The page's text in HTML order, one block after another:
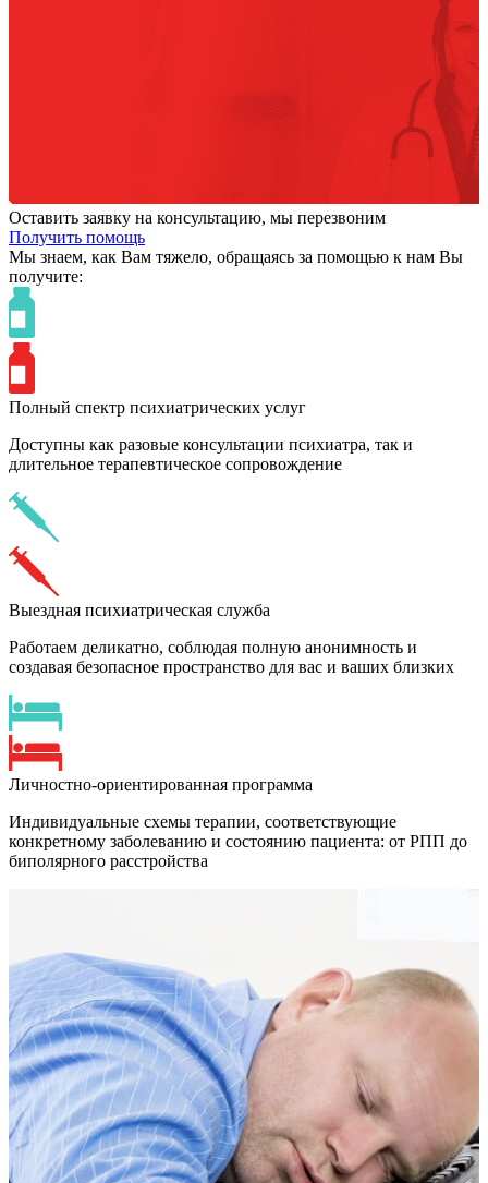
Оставить заявку на консультацию, мы перезвоним
Получить помощь
Мы знаем, как Вам тяжело, обращаясь за помощью к нам Вы
получите:
Полный спектр психиатрических услуг
Доступны как разовые консультации психиатра, так и
длительное терапевтическое сопровождение
Выездная психиатрическая служба
Работаем деликатно, соблюдая полную анонимность и
создавая безопасное пространство для вас и ваших близких
Личностно-ориентированная программа
Индивидуальные схемы терапии, соответствующие
конкретному заболеванию и состоянию пациента: от РПП до
биполярного расстройства